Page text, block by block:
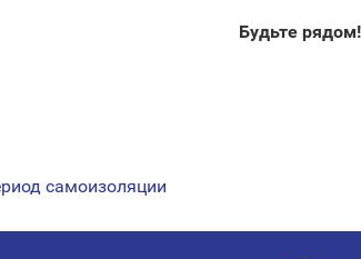
Будьте рядом!
самоизоляции